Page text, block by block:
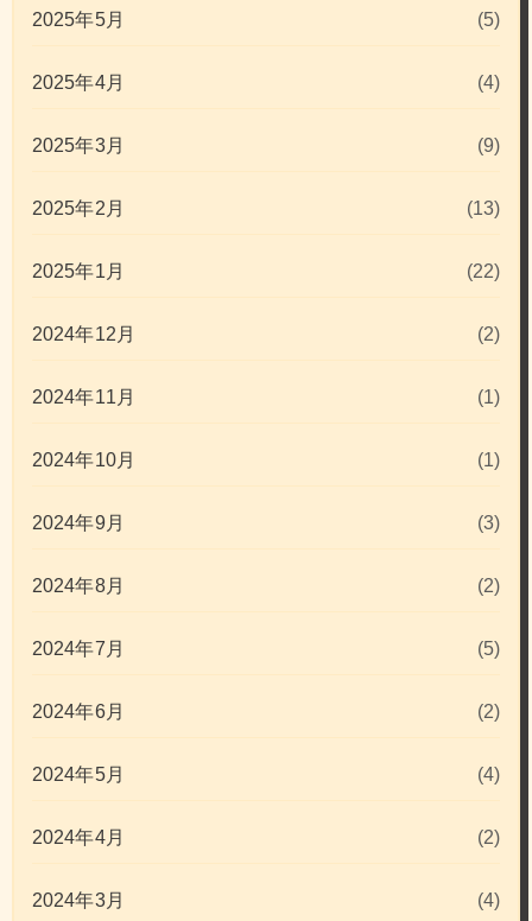
2025年5月 (5)
2025年4月 (4)
2025年3月 (9)
2025年2月 (13)
2025年1月 (22)
2024年12月 (2)
2024年11月 (1)
2024年10月 (1)
2024年9月 (3)
2024年8月 (2)
2024年7月 (5)
2024年6月 (2)
2024年5月 (4)
2024年4月 (2)
2024年3月 (4)